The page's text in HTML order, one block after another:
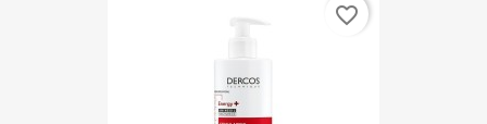
favorite_border